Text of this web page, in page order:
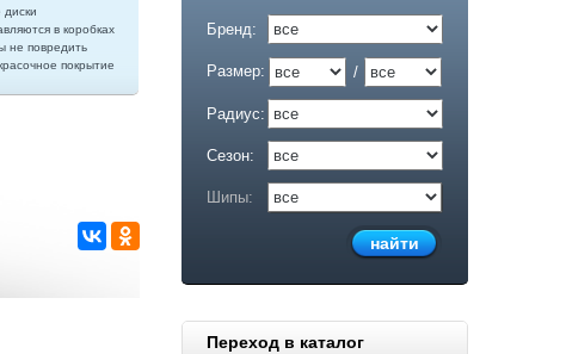
Бренд:
Размер: /
Радиус:
Сезон:
Шипы:
Переход в каталог
диски
в коробках
не повредить
покрытие